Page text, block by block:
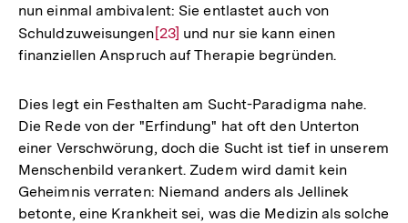
nun einmal ambivalent: Sie entlastet auch von
SchuldzuweisungenZur
Auflösung
Fußnote
[23] und nur sie kann einen
finanziellen Anspruch auf Therapie begründen.
Dies legt ein Festhalten am Sucht-Paradigma nahe.
Die Rede von der "Erfindung" hat oft den Unterton
einer Verschwörung, doch die Sucht ist tief in unserem
Menschenbild verankert. Zudem wird damit kein
Geheimnis verraten: Niemand anders als Jellinek
betonte, eine Krankheit sei, was die Medizin als solche